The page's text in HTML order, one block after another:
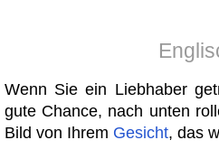
Wenn Sie ein Liebhaber
gute Chance, nach unten
Bild von Ihrem Gesicht, das